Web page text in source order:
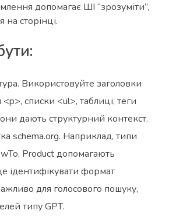
допомагає ШІ “зрозуміти”,
сторінці.
Використовуйте заголовки
списки <ul>, таблиці, теги
дають структурний контекст.
schema.org. Наприклад, типи
Product допомагають
ідентифікувати формат
для голосового пошуку,
типу GPT.